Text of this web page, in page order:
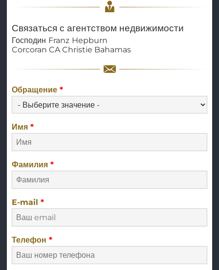
Связаться с агентством недвижимости
Господин Franz Hepburn
Corcoran CA Christie Bahamas
Обращение *
Имя *
Фамилия *
E-mail *
Телефон *